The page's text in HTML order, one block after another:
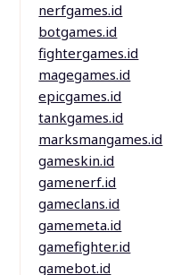
nerfgames.id
botgames.id
fightergames.id
magegames.id
epicgames.id
tankgames.id
marksmangames.id
gameskin.id
gamenerf.id
gameclans.id
gamemeta.id
gamefighter.id
gamebot.id